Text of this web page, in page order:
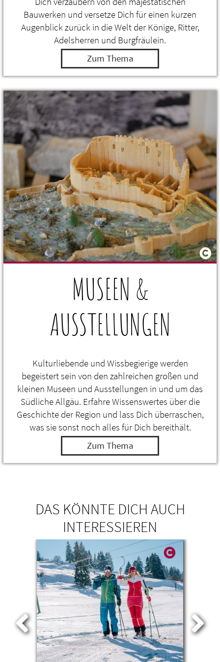
Bauwerken und versetze Dich für einen kurzen
Augenblick zurück in die Welt der Könige, Ritter,
Adelsherren und Burgfräulein.
Zum Thema
MUSEEN &
AUSSTELLUNGEN
Kulturliebende und Wissbegierige werden
begeistert sein von den zahlreichen großen und
kleinen Museen und Ausstellungen in und um das
Südliche Allgäu. Erfahre Wissenswertes über die
Geschichte der Region und lass Dich überraschen,
was sie sonst noch alles für Dich bereithält.
Zum Thema
DAS KÖNNTE DICH AUCH
INTERESSIEREN